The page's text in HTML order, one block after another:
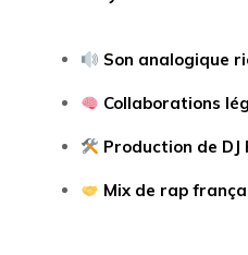
Son analogique
Collaborations
Production de DJ
Mix de rap